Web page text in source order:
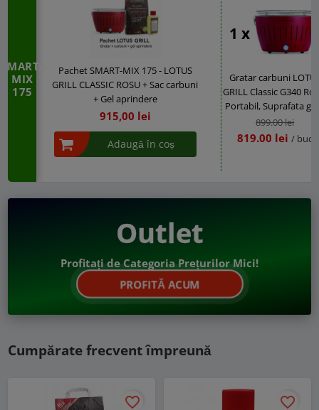
SMART-
MIX
175
1 x
Gratar carbuni
GRILL Classic G340
Portabil, Suprafata
32 cm
899.00 lei
819.00 lei/ buc
Pachet SMART-MIX 175 - LOTUS
GRILL CLASSIC ROSU + Sac carbuni
+ Gel aprindere
915,00 lei
Adaugă în coș
Outlet
Profitați de Categoria Prețurilor Mici!
PROFITĂ ACUM
Cumpărate frecvent împreună
favorite_border favorite_border